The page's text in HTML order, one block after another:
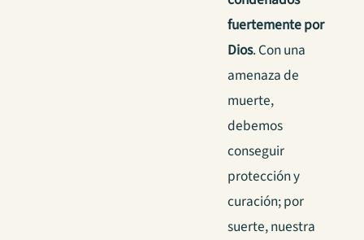
fuertemente por
Dios. Con una
amenaza de
muerte,
debemos
conseguir
protección y
curación; por
suerte, nuestra